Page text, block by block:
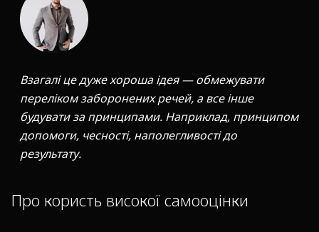
Взагалі це дуже хороша ідея — обмежувати
переліком заборонених речей, а все інше
будувати за принципами. Наприклад, принципом
допомоги, чесності, наполегливості до
результату.
Про користь високої самооцінки